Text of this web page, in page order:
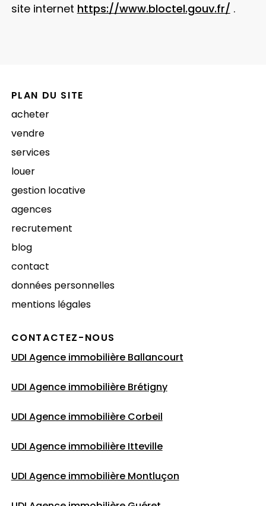
site internet https://www.bloctel.gouv.fr/ .
PLAN DU SITE
acheter
vendre
services
louer
gestion locative
agences
recrutement
blog
contact
données personnelles
mentions légales
CONTACTEZ-NOUS
UDI Agence immobilière Ballancourt
UDI Agence immobilière Brétigny
UDI Agence immobilière Corbeil
UDI Agence immobilière Itteville
UDI Agence immobilière Montluçon